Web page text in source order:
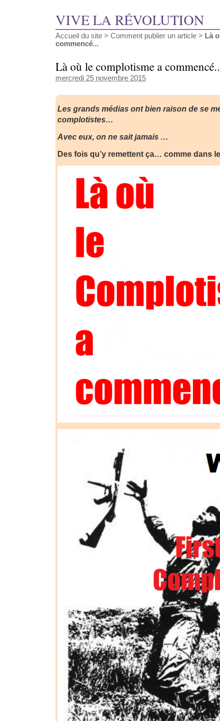
VIVE LA RÉVOLUTION
Accueil du site > Comment publier un article > Là
commencé...
Là où le complotisme a
mercredi 25 novembre 2015
Les grands médias ont bien raison de se
complotistes…
Avec eux, on ne sait jamais …
Des fois qu’y remettent ça… comme dans